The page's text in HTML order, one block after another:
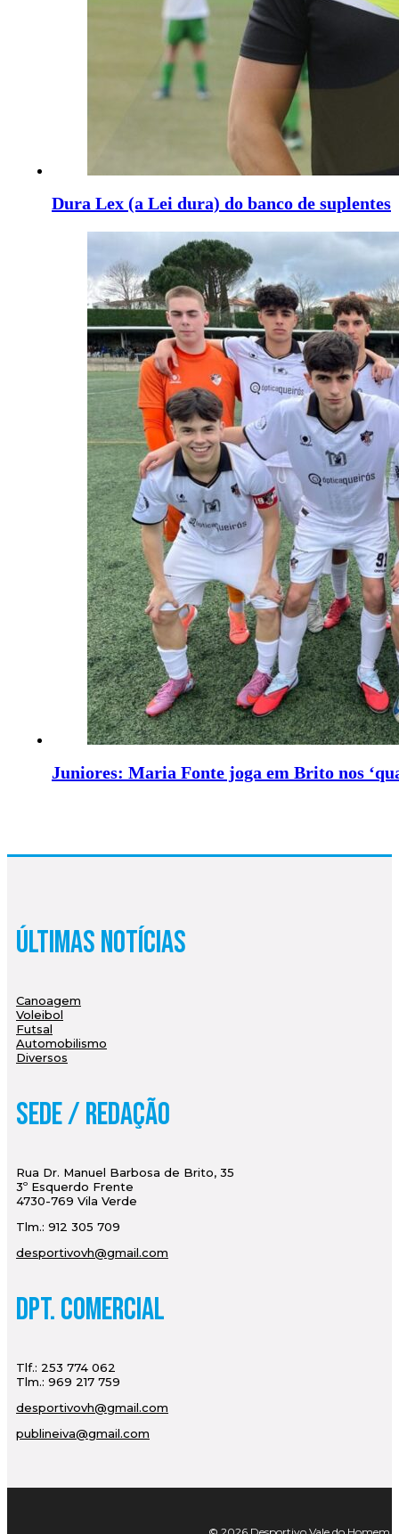
Dura Lex (a Lei dura) do banco de suplentes
Juniores: Maria Fonte joga em Brito nos
Últimas Notícias
Canoagem
Voleibol
Futsal
Automobilismo
Diversos
Sede / Redação
Rua Dr. Manuel Barbosa de Brito, 35
3º Esquerdo Frente
4730-769 Vila Verde
Tlm.: 912 305 709
desportivovh@gmail.com
Dpt. Comercial
Tlf.: 253 774 062
Tlm.: 969 217 759
desportivovh@gmail.com
publineiva@gmail.com